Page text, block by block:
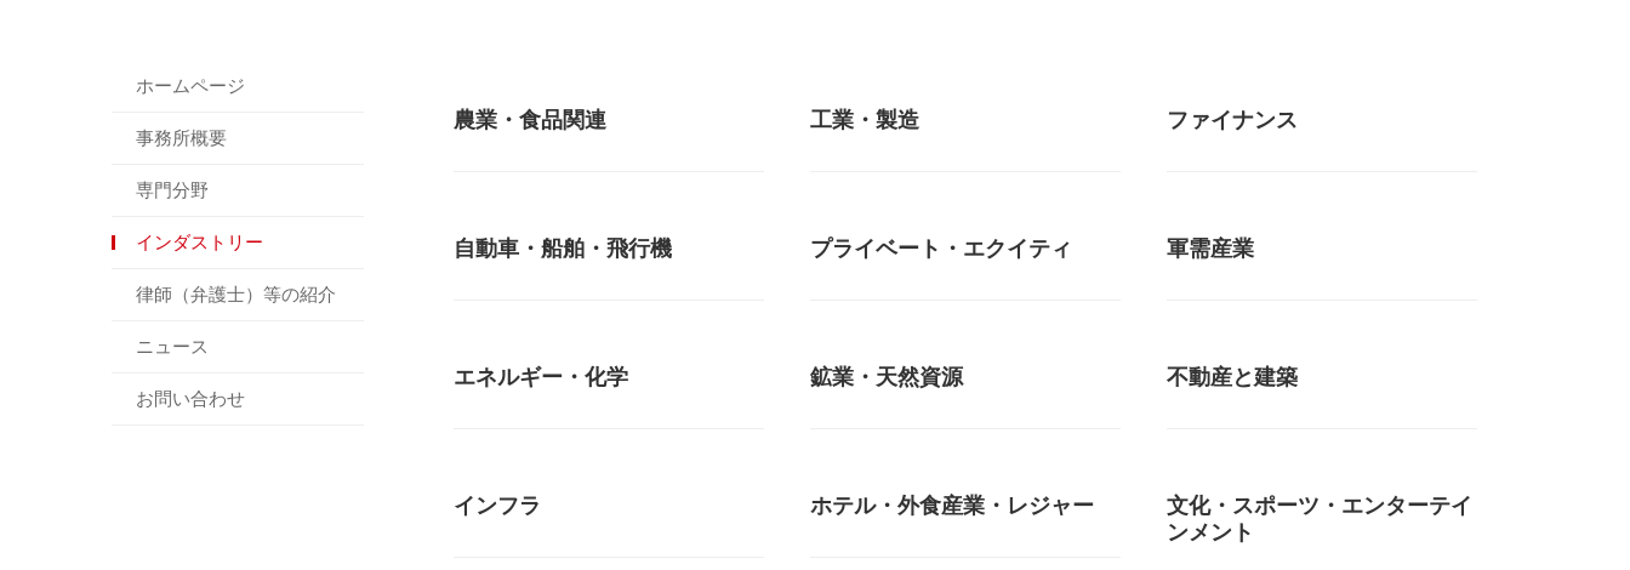
ホームページ
事務所概要
専門分野
インダストリー
律師（弁護士）等の紹介
ニュース
お問い合わせ
農業・食品関連 工業・製造 ファイナンス
自動車・船舶・飛行機 プライベート・エクイティ 軍需産業
エネルギー・化学 鉱業・天然資源 不動産と建築
インフラ ホテル・外食産業・レジャー
文化・スポーツ・エンターテイ
ンメント